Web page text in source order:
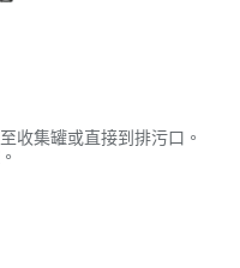
收集罐或直接到排污口。